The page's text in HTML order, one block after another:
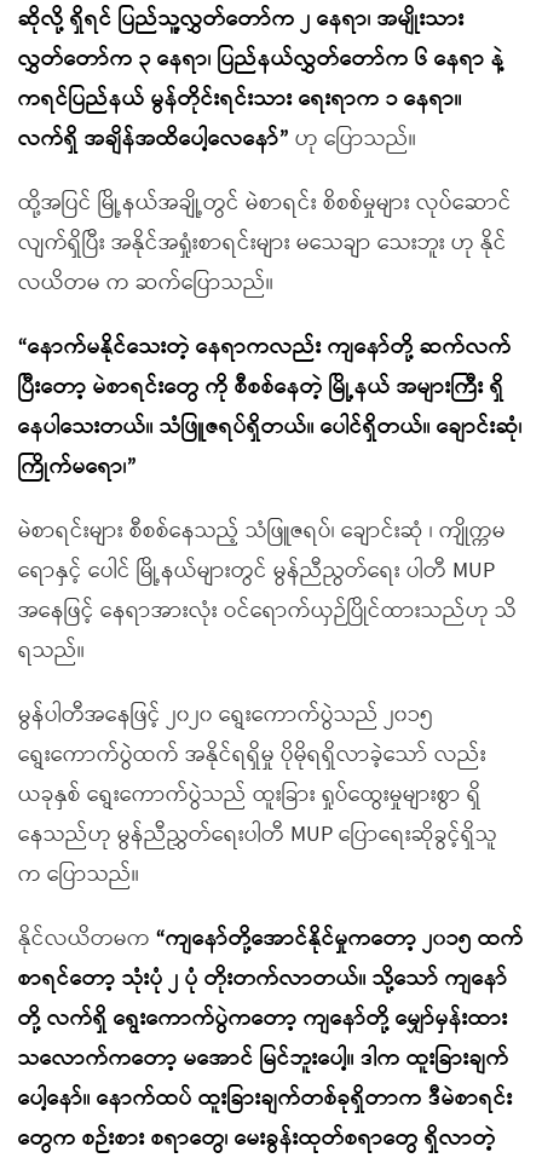
ဆိုလို့ ရှိရင် ပြည်သူ့လွှတ်တော်က ၂ နေရာ၊ အမျိုးသား
လွှတ်တော်က ၃ နေရာ၊ ပြည်နယ်လွှတ်တော်က ၆ နေရာ နဲ့
ကရင်ပြည်နယ် မွန်တိုင်းရင်းသား ရေးရာက ၁ နေရာ။
လက်ရှိ အချိန်အထိပေါ့လေနော်” ဟု ပြောသည်။
ထို့အပြင် မြို့နယ်အချို့တွင် မဲစာရင်း စိစစ်မှုများ လုပ်ဆောင်
လျက်ရှိပြီး အနိုင်အရှုံးစာရင်းများ မသေချာ သေးဘူး ဟု နိုင်
လယိတမ က ဆက်ပြောသည်။
“နောက်မနိုင်သေးတဲ့ နေရာကလည်း ကျနော်တို့ ဆက်လက်
ပြီးတော့ မဲစာရင်းတွေ ကို စီစစ်နေတဲ့ မြို့နယ် အများကြီး ရှိ
နေပါသေးတယ်။ သံဖြူဇရပ်ရှိတယ်။ ပေါင်ရှိတယ်။ ချောင်းဆုံ၊
ကြိုက်မရော၊”
မဲစာရင်းများ စီစစ်နေသည့် သံဖြူဇရပ်၊ ချောင်းဆုံ ၊ ကျိုက္ကမ
ရောနှင့် ပေါင် မြို့နယ်များတွင် မွန်ညီညွတ်ရေး ပါတီ MUP
အနေဖြင့် နေရာအားလုံး ဝင်ရောက်ယှဉ်ပြိုင်ထားသည်ဟု သိ
ရသည်။
မွန်ပါတီအနေဖြင့် ၂၀၂၀ ရွေးကောက်ပွဲသည် ၂၀၁၅
ရွေးကောက်ပွဲထက် အနိုင်ရရှိမှု ပိုမိုရရှိလာခဲ့သော် လည်း
ယခုနှစ် ရွေးကောက်ပွဲသည် ထူးခြား ရှုပ်ထွေးမှုများစွာ ရှိ
နေသည်ဟု မွန်ညီညွှတ်ရေးပါတီ MUP ပြောရေးဆိုခွင့်ရှိသူ
က ပြောသည်။
နိုင်လယိတမက “ကျနော်တို့အောင်နိုင်မှုကတော့ ၂၀၁၅ ထက်
စာရင်တော့ သုံးပုံ ၂ ပုံ တိုးတက်လာတယ်။ သို့သော် ကျနော်
တို့ လက်ရှိ ရွေးကောက်ပွဲကတော့ ကျနော်တို့ မျှော်မှန်းထား
သလောက်ကတော့ မအောင် မြင်ဘူးပေါ့။ ဒါက ထူးခြားချက်
ပေါ့နော်။ နောက်ထပ် ထူးခြားချက်တစ်ခုရှိတာက ဒီမဲစာရင်း
တွေက စဉ်းစား စရာတွေ၊ မေးခွန်းထုတ်စရာတွေ ရှိလာတဲ့